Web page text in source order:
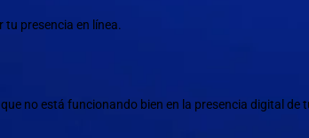
tu presencia en línea.
no está funcionando bien en la presencia digital de